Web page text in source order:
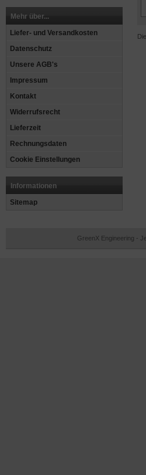
Mehr über...
Liefer- und Versandkosten
Datenschutz
Unsere AGB's
Impressum
Kontakt
Widerrufsrecht
Lieferzeit
Rechnungsdaten
Cookie Einstellungen
Informationen
Sitemap
GreenX Engineering -